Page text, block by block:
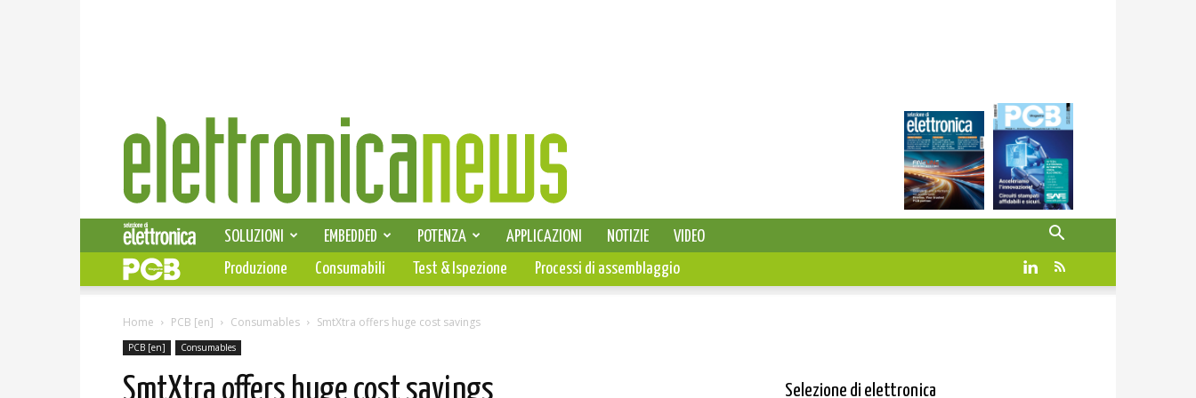
Elettronica
News
SELEZIONE DI ELETTRONICA
SOLUZIONI EMBEDDED POTENZA APPLICAZIONI NOTIZIE
VIDEO
PCB
Produzione Consumabili Test & Ispezione Processi di assemblaggio
Home PCB [en] Consumables SmtXtra offers huge cost savings
PCB [en] Consumables
SmtXtra offers huge cost savings Selezione di elettronica